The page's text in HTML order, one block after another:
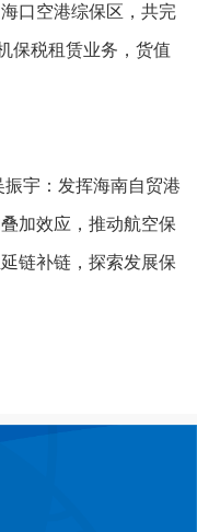
口空港综保区，共完
保税租赁业务，货值
宇： 发挥海南自贸港
加效应，推动航空保
链补链，探索发展保